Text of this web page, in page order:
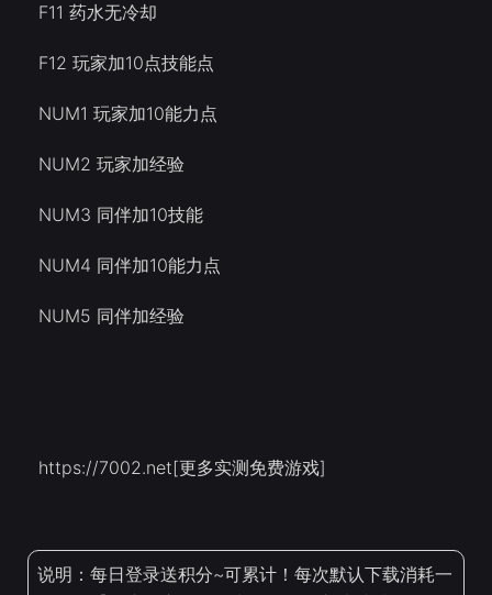
F11 药水无冷却
F12 玩家加10点技能点
NUM1 玩家加10能力点
NUM2 玩家加经验
NUM3 同伴加10技能
NUM4 同伴加10能力点
NUM5 同伴加经验
https://7002.net[更多实测免费游戏]
说明：每日登录送积分~可累计！每次默认下载消耗一